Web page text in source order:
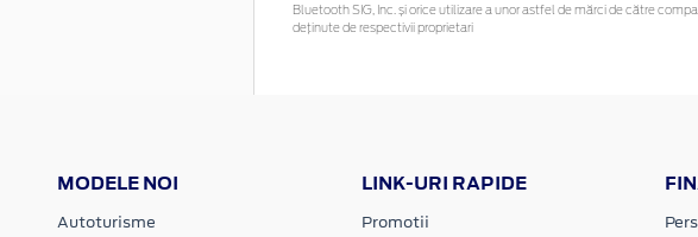
Bluetooth SIG, Inc. și orice utilizare a unor astfel de mărci de către
deținute de respectivii proprietari
MODELE NOI
Autoturisme
LINK-URI RAPIDE
Promotii